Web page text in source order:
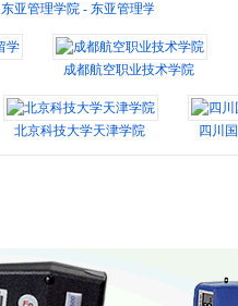
东亚管理学院 - 东亚管理学院 - 新辰未来
成都航空职业技术学院
北京科技大学天津学院 四川